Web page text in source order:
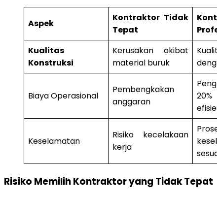
Aspek
Kontraktor Tidak
Tepat
Kualitas
Konstruksi
Kerusakan akibat
material buruk
Biaya Operasional
Pembengkakan
anggaran
20%
Keselamatan
Risiko kecelakaan
kerja
sesuai
Risiko Memilih Kontraktor yang Tidak Tepat